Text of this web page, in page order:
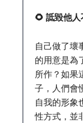
🌻 詆毀他
自己做了壞
的用意是為
所作？如果
子，人們會
自我的形象
性方式，並